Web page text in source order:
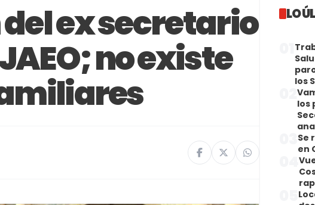
ex secretario
no existe
LO
los
los
Se
en